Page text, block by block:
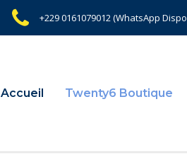
+229 0161079012 (WhatsApp
Accueil Twenty6 Boutique